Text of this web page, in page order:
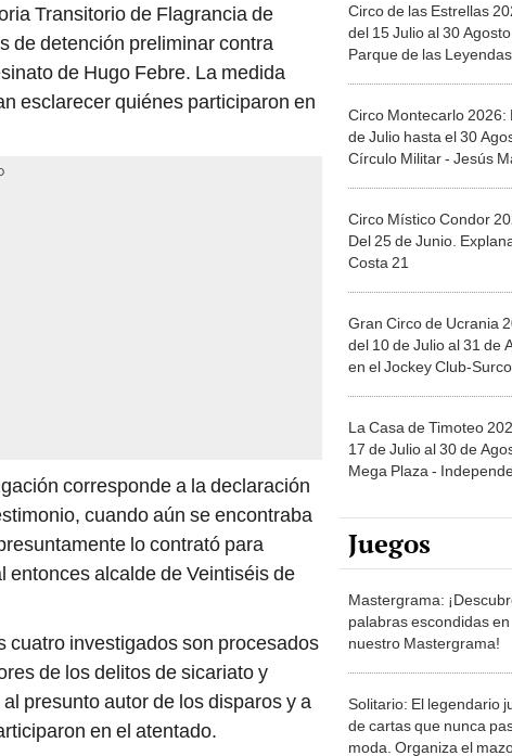
Transitorio de Flagrancia de
de detención preliminar contra
de Hugo Febre. La medida
esclarecer quiénes participaron en
corresponde a la declaración
cuando aún se encontraba
lo contrató para
entonces alcalde de Veintiséis de
cuatro investigados son procesados
de los delitos de sicariato y
presunto autor de los disparos y a
en el atentado.
Circo de las Estrellas
del 15 Julio al 30 Agosto.
Parque de las Leyendas
Circo Montecarlo 2026:
de Julio hasta el 30
Círculo Militar - Jesús
Circo Místico Condor
Del 25 de Junio.
Costa 21
Gran Circo de Ucrania
del 10 de Julio al 31 de
en el Jockey Club-Surco
La Casa de Timoteo
17 de Julio al 30 de
Mega Plaza -
Juegos
Mastergrama:
palabras escondidas en
nuestro Mastergrama!
Solitario: El legendario
de cartas que nunca
moda. Organiza el